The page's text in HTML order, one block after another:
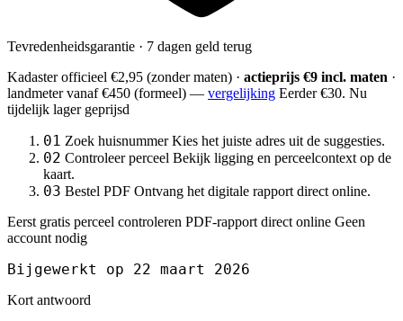
Tevredenheidsgarantie · 7 dagen geld terug
Kadaster officieel €2,95 (zonder maten) · actieprijs €9 incl. maten ·
landmetervanaf €450 (formeel) — vergelijking Eerder €30. Nu
tijdelijk lager geprijsd
01 Zoek huisnummer Kies het juiste adres uit de suggesties.
02 Controleer perceel Bekijk ligging en perceelcontext op de
kaart.
03 Bestel PDF Ontvang het digitale rapport direct online.
Eerst gratis perceel controleren PDF-rapport direct online Geen
account nodig
Bijgewerkt op 22 maart 2026
Kort antwoord